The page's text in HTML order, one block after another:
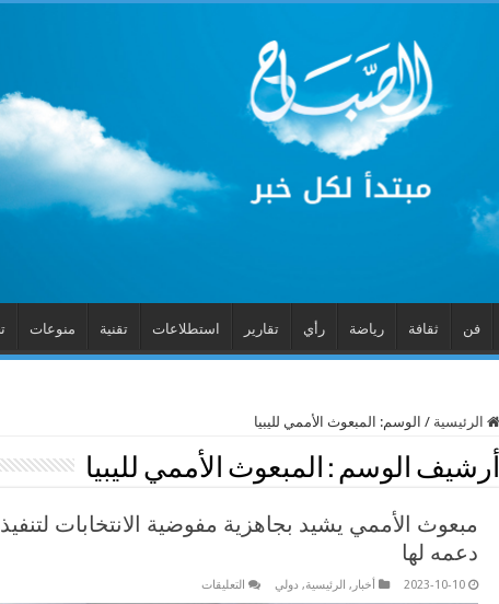
فن ثقافة رياضة رأي تقارير استطلاعات تقنية منوعات
الرئيسية / الوسم: المبعوث الأممي لليبيا
أرشيف الوسم : المبعوث الأممي لليبيا
دعمه لها
2023-10-10 أخبار , الرئيسية, دولي التعليقات